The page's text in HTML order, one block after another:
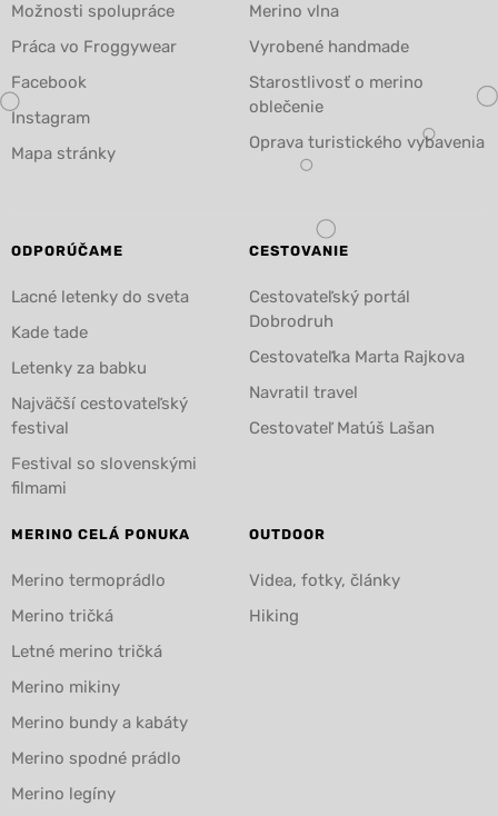
Možnosti spolupráce
Práca vo Froggywear
Facebook
Instagram
Mapa stránky
Merino vlna
Vyrobené handmade
Starostlivosť o merino
oblečenie
Oprava turistického vybavenia
ODPORÚČAME
Lacné letenky do sveta
Kade tade
Letenky za babku
Najväčší cestovateľský
festival
Festival so slovenskými
filmami
CESTOVANIE
Cestovateľský portál
Dobrodruh
Cestovateľka Marta Rajkova
Navratil travel
Cestovateľ Matúš Lašan
MERINO CELÁ PONUKA
Merino termoprádlo
Merino tričká
Letné merino tričká
Merino mikiny
Merino bundy a kabáty
Merino spodné prádlo
Merino legíny
OUTDOOR
Videa, fotky, články
Hiking